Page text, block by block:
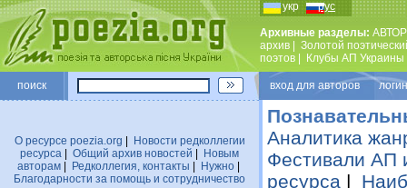
укр рус
Архивные разделы:
архив
Золотой
поэтов
Клубы АП Украины
поиск вход для авторов
О ресурсе poezia.org
Новости редколлегии
ресурса
Общий архив новостей
Новым
авторам| Редколлегия, контакты Нужно|
Благодарности за помощь и сотрудничество
Аналитика
Фестивали АП
ресурса |